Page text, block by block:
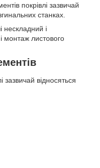
покрівлі зазвичай
станках.
нескладний і
монтаж листового
відносяться